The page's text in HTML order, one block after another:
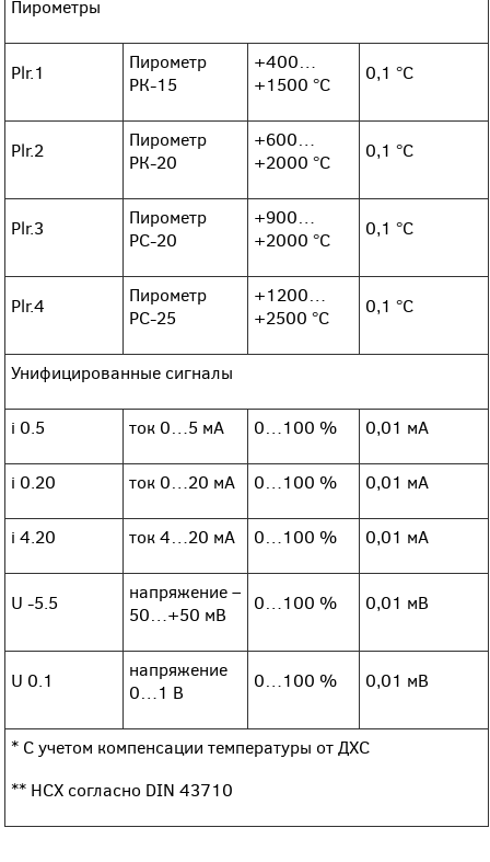
Пирометры
Plr.1
Пирометр
РК-15
+400…
+1500 °С
0,1 °С
Plr.2
Пирометр
РК-20
+600…
+2000 °С
0,1 °С
Plr.3
Пирометр
РС-20
+900…
+2000 °С
0,1 °С
Plr.4
Пирометр
РС-25
+1200…
+2500 °С
0,1 °С
Унифицированные сигналы
i 0.5 ток 0…5 мА 0…100 % 0,01 мА
i 0.20 ток 0…20 мA 0…100 % 0,01 мА
i 4.20 ток 4…20 мА 0…100 % 0,01 мА
U -5.5
напряжение –
50…+50 мВ
0…100 % 0,01 мВ
U 0.1
напряжение
0…1 В
0…100 % 0,01 мВ
* С учетом компенсации температуры от ДХС
** НСХ согласно DIN 43710